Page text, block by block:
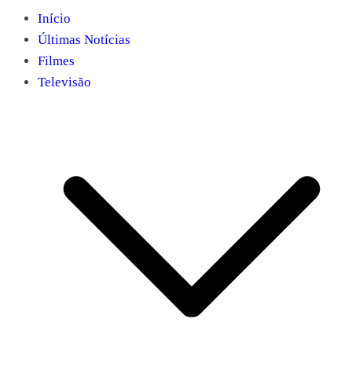
Início
Últimas Notícias
Filmes
Televisão